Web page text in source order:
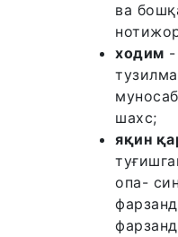
ва
ходим
шахс;
яқин
опа-